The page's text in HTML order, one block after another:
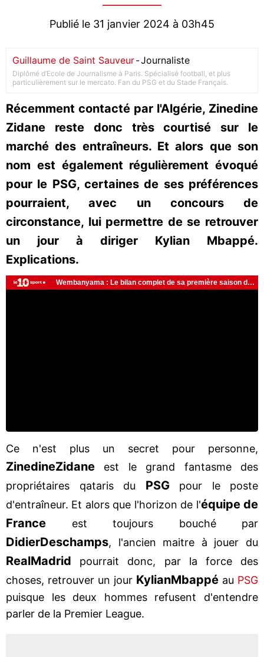
Publié le 31 janvier 2024 à 03h45
Guillaume de Saint Sauveur-Journaliste
Diplômé d’Ecole de Journalisme à Paris. Spécialisé football, et plus
particulièrement sur le mercato. Fan du PSG et du Stade Français.
Récemment contacté par l'Algérie, Zinedine
Zidane reste donc très courtisé sur le
marché des entraîneurs. Et alors que son
nom est également régulièrement évoqué
pour le PSG, certaines de ses préférences
pourraient, avec un concours de
circonstance, lui permettre de se retrouver
un jour à diriger Kylian Mbappé.
Explications.
Ce n'est plus un secret pour personne,
ZinedineZidane est le grand fantasme des
propriétaires qataris du PSGpour le poste
d'entraîneur. Et alors que l'horizon de l'équipe de
France est toujours bouché par
DidierDeschamps, l'ancien maitre à jouer du
RealMadrid pourrait donc, par la force des
choses, retrouver un jour KylianMbappé au PSG
puisque les deux hommes refusent d'entendre
parler de la Premier League.